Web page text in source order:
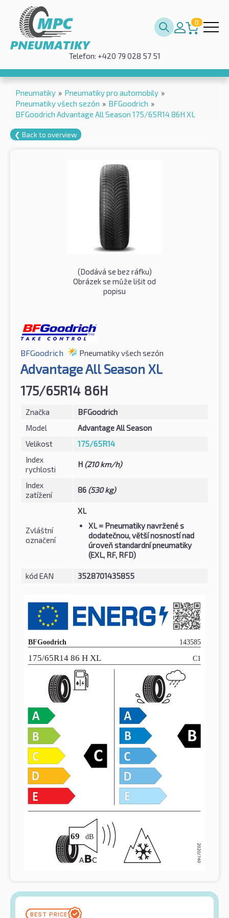
0
Telefon: +420 79 028 57 51
Pneumatiky » Pneumatiky pro automobily »
Pneumatiky všech sezón » BFGoodrich »
BFGoodrich Advantage All Season 175/65R14 86H XL
❮ Back to overview
(Dodává se bez ráfku)
Obrázek se může lišit od
popisu
BFGoodrich Pneumatiky všech sezón
Advantage All Season XL
175/65R14 86H
Značka
BFGoodrich
Model
Advantage All Season
Velikost
175/65R14
Index
rychlosti
H (210 km/h)
Index
zatížení
86 (530 kg)
Zvláštní
označení
XL
XL = Pneumatiky navržené s
dodatečnou, větší nosností nad
úroveň standardní pneumatiky
(EXL, RF, RFD)
kód EAN 3528701435855